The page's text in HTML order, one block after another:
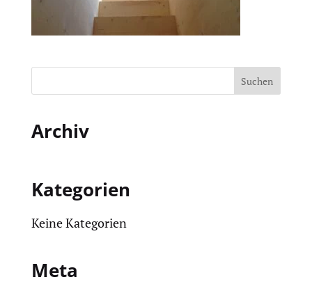
Archiv
Kategorien
Keine Kategorien
Meta